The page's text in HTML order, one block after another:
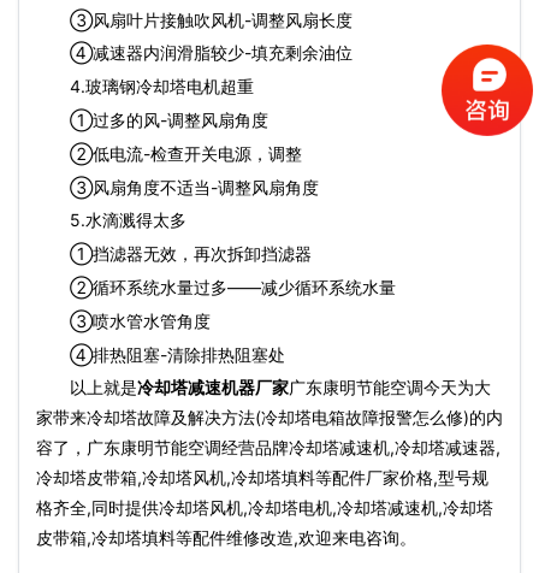
③风扇叶片接触吹风机-调整风扇长度
④减速器内润滑脂较少-填充剩余油位
4.玻璃钢冷却塔电机超重
①过多的风-调整风扇角度
②低电流-检查开关电源，调整
③风扇角度不适当-调整风扇角度
5.水滴溅得太多
①挡滤器无效，再次拆卸挡滤器
②循环系统水量过多——减少循环系统水量
③喷水管水管角度
④排热阻塞-清除排热阻塞处
以上就是冷却塔减速机器厂家广东康明节能空调今天为大
家带来冷却塔故障及解决方法(冷却塔电箱故障报警怎么修)的内
容了，广东康明节能空调经营品牌冷却塔减速机,冷却塔减速器,
冷却塔皮带箱,冷却塔风机,冷却塔填料等配件厂家价格,型号规
格齐全,同时提供冷却塔风机,冷却塔电机,冷却塔减速机,冷却塔
皮带箱,冷却塔填料等配件维修改造,欢迎来电咨询。